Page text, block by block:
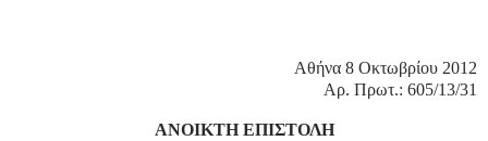
Αθήνα 8 Οκτωβρίου 2012
Αρ. Πρωτ.: 605/13/31
ΑΝΟΙΚΤΗ ΕΠΙΣΤΟΛΗ